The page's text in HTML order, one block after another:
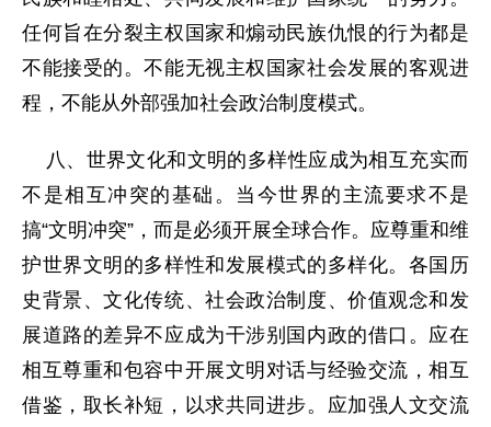
任何旨在分裂主权国家和煽动民族仇恨的行为都是
不能接受的。不能无视主权国家社会发展的客观进
程，不能从外部强加社会政治制度模式。
八、世界文化和文明的多样性应成为相互充实而
不是相互冲突的基础。当今世界的主流要求不是
搞“文明冲突”，而是必须开展全球合作。应尊重和维
护世界文明的多样性和发展模式的多样化。各国历
史背景、文化传统、社会政治制度、价值观念和发
展道路的差异不应成为干涉别国内政的借口。应在
相互尊重和包容中开展文明对话与经验交流，相互
借鉴，取长补短，以求共同进步。应加强人文交流